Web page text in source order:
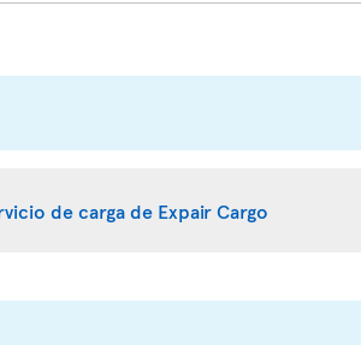
de carga de Expair Cargo